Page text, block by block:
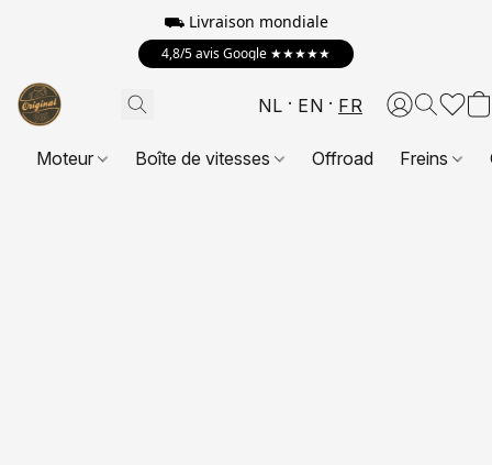
⛟ Livraison mondiale
4,8/5 avis Google ★★★★★
NL EN FR
Moteur Boîte de vitesses Offroad Freins